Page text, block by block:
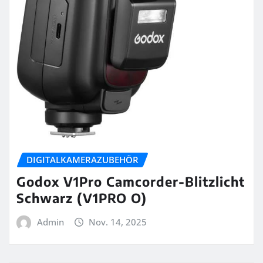
DIGITALKAMERAZUBEHÖR
Godox V1Pro Camcorder-Blitzlicht
Schwarz (V1PRO O)
Admin Nov. 14, 2025